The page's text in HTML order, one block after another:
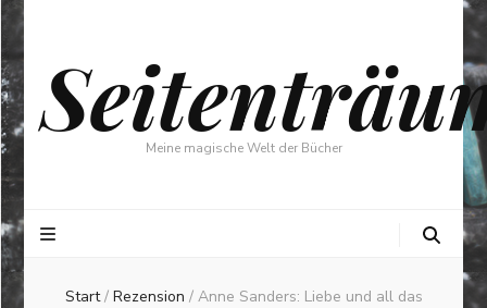
Meine magische Welt der Bücher
Start / Rezension / Anne Sanders: Liebe und all das